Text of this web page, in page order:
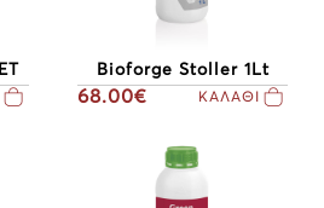
Bioforge Stoller 1Lt
68.00€ ΚΑΛΑΘΙ